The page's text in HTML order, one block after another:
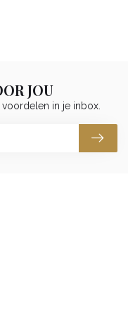
JOU
in je inbox.